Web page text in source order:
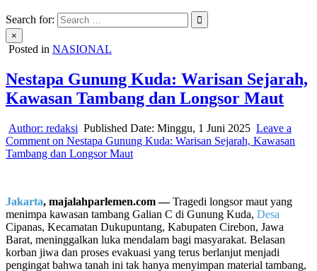
Search for:
×
Posted in NASIONAL
Nestapa Gunung Kuda: Warisan Sejarah,
Kawasan Tambang dan Longsor Maut
Author: redaksi Published Date: Minggu, 1 Juni 2025 Leave a
Comment on Nestapa Gunung Kuda: Warisan Sejarah, Kawasan
Tambang dan Longsor Maut
Jakarta, majalahparlemen.com —Tragedi longsor maut yang
menimpa kawasan tambang Galian C di Gunung Kuda, Desa
Cipanas, Kecamatan Dukupuntang, Kabupaten Cirebon, Jawa
Barat, meninggalkan luka mendalam bagi masyarakat. Belasan
korban jiwa dan proses evakuasi yang terus berlanjut menjadi
pengingat bahwa tanah ini tak hanya menyimpan material tambang,